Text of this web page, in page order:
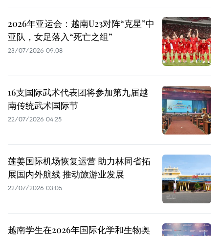
2026年亚运会：越南U23对阵“克星”中
亚队，女足落入“死亡之组”
23/07/2026 09:08
16支国际武术代表团将参加第九届越
南传统武术国际节
22/07/2026 04:25
莲姜国际机场恢复运营 助力林同省拓
展国内外航线 推动旅游业发展
22/07/2026 03:05
越南学生在2026年国际化学和生物奥